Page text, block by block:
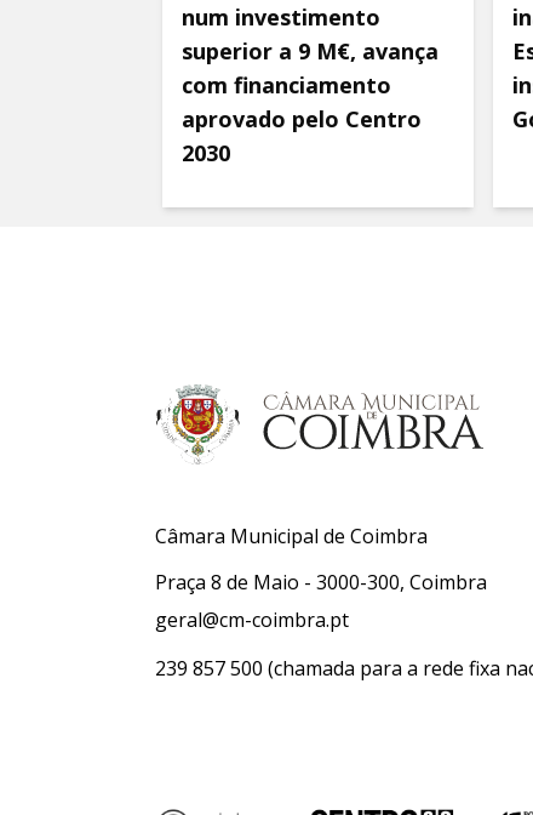
num investimento
superior a 9 M€, avança
com financiamento
aprovado pelo Centro
2030
Câmara Municipal de Coimbra
Praça 8 de Maio - 3000-300, Coimbra
geral@cm-coimbra.pt
239 857 500 (chamada para a rede fixa